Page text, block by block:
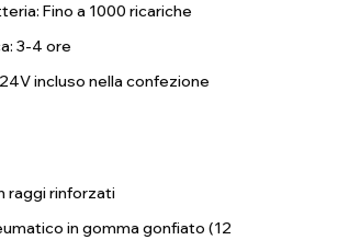
Fino a 1000 ricariche
3-4 ore
incluso nella confezione
raggi rinforzati
in gomma gonfiato (12